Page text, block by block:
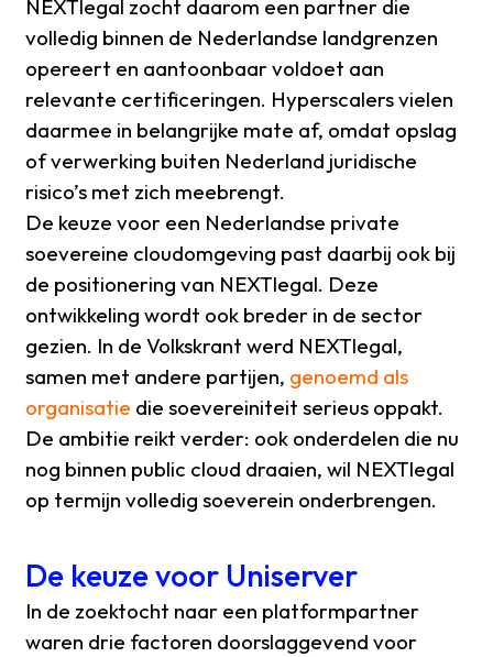
NEXTlegal zocht daarom een partner die
volledig binnen de Nederlandse landgrenzen
opereert en aantoonbaar voldoet aan
relevante certificeringen. Hyperscalers vielen
daarmee in belangrijke mate af, omdat opslag
of verwerking buiten Nederland juridische
risico’s met zich meebrengt.
De keuze voor een Nederlandse private
soevereine cloudomgeving past daarbij ook bij
de positionering van NEXTlegal. Deze
ontwikkeling wordt ook breder in de sector
gezien. In de Volkskrant werd NEXTlegal,
samen met andere partijen, genoemd als
organisatie die soevereiniteit serieus oppakt.
De ambitie reikt verder: ook onderdelen die nu
nog binnen public cloud draaien, wil NEXTlegal
op termijn volledig soeverein onderbrengen.
De keuze voor Uniserver
In de zoektocht naar een platformpartner
waren drie factoren doorslaggevend voor